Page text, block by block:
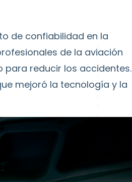
de confiabilidad en la
de la aviación
reducir los accidentes.
mejoró la tecnología y la